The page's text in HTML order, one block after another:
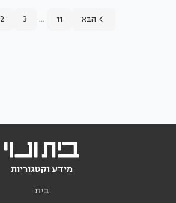
2 3 ... 11 הבא
מידע וקטגוריות
בית